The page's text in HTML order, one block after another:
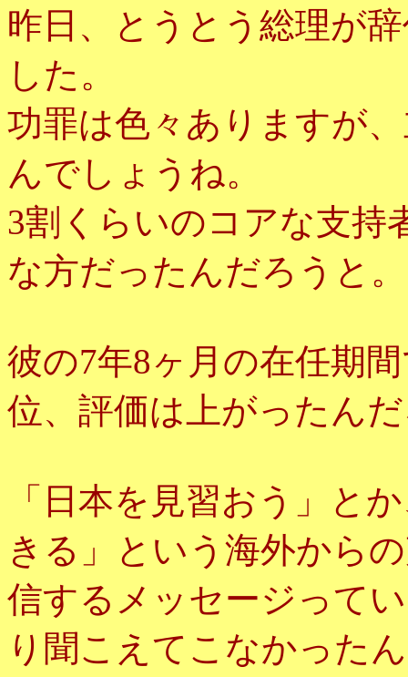
昨日、とうとう総理が
した。
功罪は色々ありますが
んでしょうね。
3割くらいのコアな支持
な方だったんだろうと。
彼の7年8ヶ月の在任期
位、評価は上がったん
「日本を見習おう」と
きる」という海外から
信するメッセージって
り聞こえてこなかった